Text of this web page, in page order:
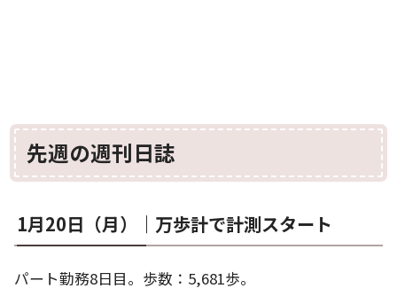
先週の週刊日誌
1月20日（月）｜万歩計で計測スタート
パート勤務8日目。歩数：5,681歩。